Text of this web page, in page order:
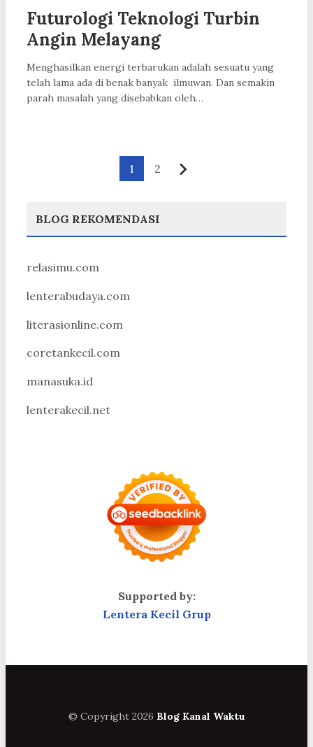
Futurologi Teknologi Turbin
Angin Melayang
Menghasilkan energi terbarukan adalah sesuatu yang
telah lama ada di benak banyak ilmuwan. Dan semakin
parah masalah yang disebabkan oleh…
1 2
BLOG REKOMENDASI
relasimu.com
lenterabudaya.com
literasionline.com
coretankecil.com
manasuka.id
lenterakecil.net
Supported by:
Lentera Kecil Grup
© Copyright 2026 Blog Kanal Waktu